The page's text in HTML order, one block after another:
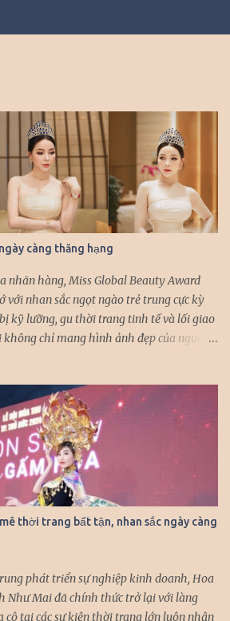
càng thăng hạng
nhãn hàng, Miss Global Beauty Award
với nhan sắc ngọt ngào trẻ trung cực kỳ
kỹ lưỡng, gu thời trang tinh tế và lối giao
chỉ mang hình ảnh đẹp của người
mang đến khán giả những hình ảnh xinh
mong muốn giới thiệu, quảng bá cho
ảnh ấn tượng của đất nước, con người
tiếng anh lưu loát, Quyn Si luôn được bắt
giao tiếp tự nhiên với những nhân vật
ngộ trong các sự kiện quốc tế. Quyn Si
thăng hạng nhan sắc, cô nhận được sự
và truyền thông mỗi khi xuất hiện.
vai trần gợi cảm, bó sát tôn đường cong
hợp trang sức...
thời trang bất tận, nhan sắc ngày càng
phát triển sự nghiệp kinh doanh, Hoa
Như Mai đã chính thức trở lại với làng
cô tại các sự kiện thời trang lớn luôn nhận